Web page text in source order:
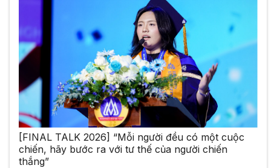
[FINAL TALK 2026] “Mỗi người đều có một cuộc
chiến, hãy bước ra với tư thế của người chiến
thắng”